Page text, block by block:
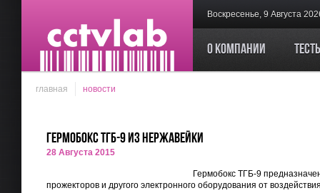
Воскресенье, 9 Августа
О компании
главная новости
Гермобокс ТГБ-9 из нержавейки
28 Августа 2015
Гермобокс ТГБ-9
прожекторов и другого электронного оборудования от